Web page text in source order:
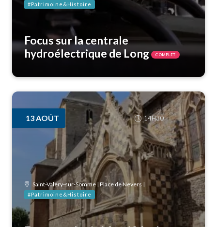
#Patrimoine&Histoire
Focus sur la centrale
hydroélectrique de Long
COMPLET
13AOÛT 14H30
Saint-Valery-sur-Somme | Place de Nevers |
#Patrimoine&Histoire